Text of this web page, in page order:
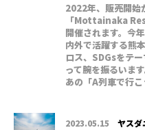
2022年、販売開始
「Mottainaka
開催されます。今
内外で活躍する熊
ロス、SDGsをテ
って腕を振るいま
あの「A列車で行
2023.05.15 ヤスダ